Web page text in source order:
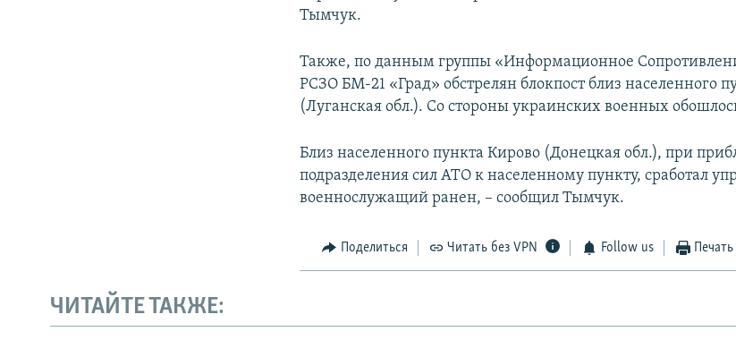
Тымчук.
Также, по данным группы «Информационное
РСЗО БМ-21 «Град» обстрелян блокпост близ населенного
(Луганская обл.). Со стороны украинских военных
Близ населенного пункта Кирово (Донецкая обл.), при
подразделения сил АТО к населенному пункту, сработал
военнослужащий ранен, – сообщил Тымчук.
Поделиться Читать без VPN Follow us Печать
ЧИТАЙТЕ ТАКЖЕ: